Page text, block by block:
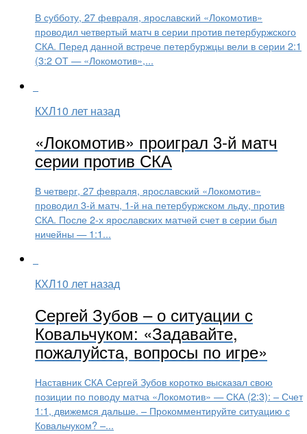
В субботу, 27 февраля, ярославский «Локомотив»
проводил четвертый матч в серии против петербуржского
СКА. Перед данной встрече петербуржцы вели в серии 2:1
(3:2 ОТ — «Локомотив»,...
КХЛ10 лет назад
«Локомотив» проиграл 3-й матч
серии против СКА
В четверг, 27 февраля, ярославский «Локомотив»
проводил 3-й матч, 1-й на петербуржском льду, против
СКА. После 2-х ярославских матчей счет в серии был
ничейны — 1:1...
КХЛ10 лет назад
Сергей Зубов – о ситуации с
Ковальчуком: «Задавайте,
пожалуйста, вопросы по игре»
Наставник СКА Сергей Зубов коротко высказал свою
позиции по поводу матча «Локомотив» — СКА (2:3): – Счет
1:1, движемся дальше. – Прокомментируйте ситуацию с
Ковальчуком? –...